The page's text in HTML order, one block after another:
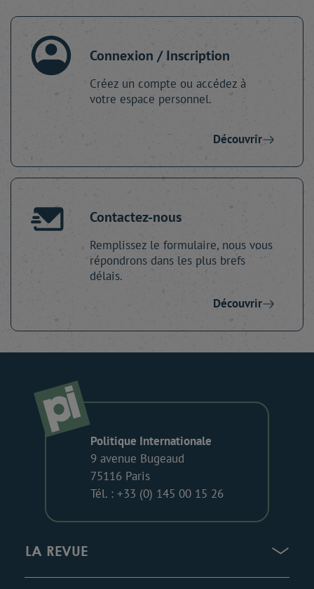
Connexion / Inscription
Créez un compte ou accédez à
votre espace personnel.
Découvrir
Contactez-nous
Remplissez le formulaire, nous vous
répondrons dans les plus brefs
délais.
Découvrir
Politique Internationale
9 avenue Bugeaud
75116 Paris
Tél. : +33 (0) 145 00 15 26
LA REVUE